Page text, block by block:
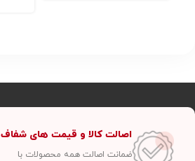
اصالت کالا و قیمت های شفاف
ضمانت اصالت همه محصولات با